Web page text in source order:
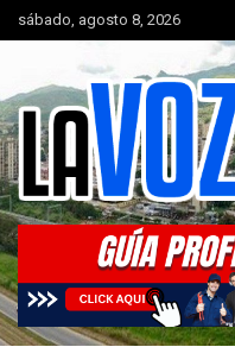
Saltar
al
sábado, agosto 8, 2026
La Voz del
Portal de noticias